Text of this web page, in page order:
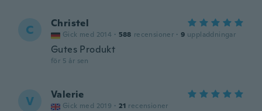
C Christel
Gick med 2014 · 588 recensioner · 9 uppladdningar
Gutes Produkt
för 5 år sen
V Valerie
Gick med 2019 · 21 recensioner